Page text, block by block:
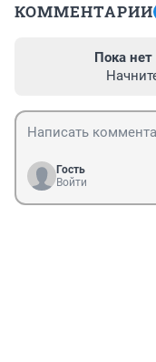
КОММЕНТАРИИ
Пока
Гость
Войти